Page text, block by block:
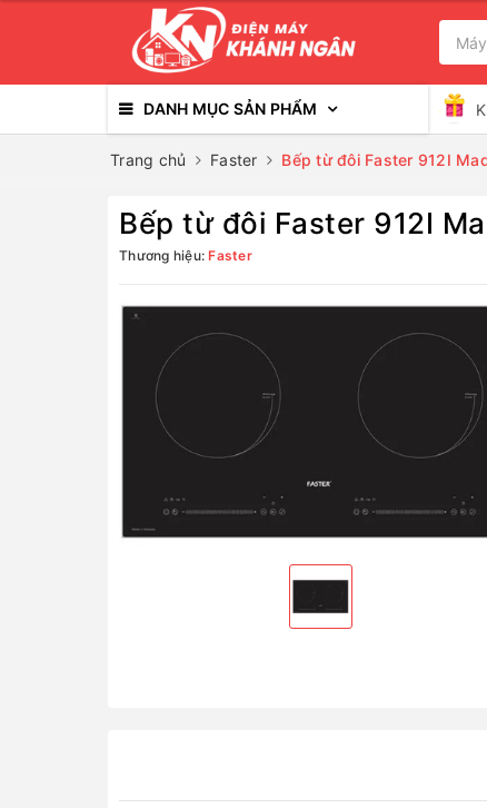
DANH MỤC SẢN PHẨM
Trang chủ Faster Bếp từ đôi Faster 912I
Bếp từ đôi Faster 912I
Thương hiệu:Faster